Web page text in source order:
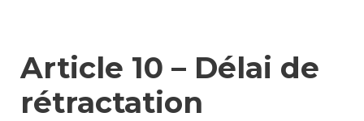
Article 10 – Délai de
rétractation